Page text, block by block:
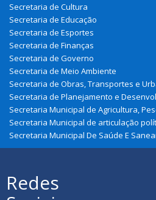
Secretaria de Cultura
Secretaria de Educação
Secretaria de Esportes
Secretaria de Finanças
Secretaria de Governo
Secretaria de Meio Ambiente
Secretaria de Obras, Transportes e
Secretaria de Planejamento e
Secretaria Municipal de Agricultura,
Secretaria Municipal de articulação
Secretaria Municipal De Saúde E
Redes